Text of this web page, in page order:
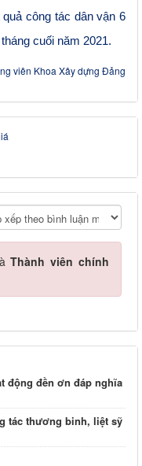
quả công tác dân vận 6
cuối năm 2021.
viên Khoa Xây dựng Đảng
Thành viên chính
động đền ơn đáp nghĩa
tác thương binh, liệt sỹ